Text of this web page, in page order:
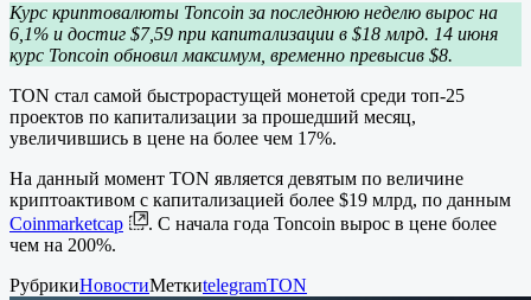
Курс криптовалюты Toncoin за последнюю неделю вырос на
6,1% и достиг $7,59 при капитализации в $18 млрд. 14 июня
курс Toncoin обновил максимум, временно превысив $8.
TON стал самой быстрорастущей монетой среди топ-25
проектов по капитализации за прошедший месяц,
увеличившись в цене на более чем 17%.
На данный момент TON является девятым по величине
криптоактивом с капитализацией более $19 млрд, по данным
Coinmarketcap
. С начала года Toncoin вырос в цене более
чем на 200%.
РубрикиНовостиМеткиtelegramTON